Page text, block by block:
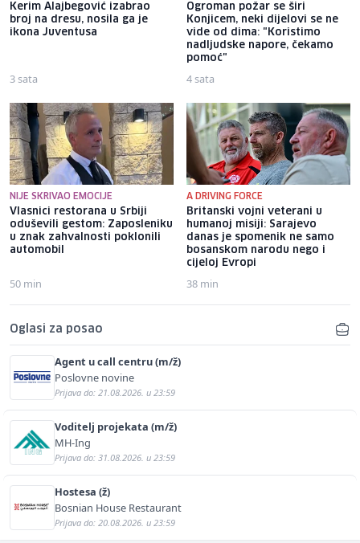
Kerim Alajbegović izabrao
broj na dresu, nosila ga je
ikona Juventusa
3 sata
Ogroman požar se širi
Konjicem, neki dijelovi se ne
vide od dima: "Koristimo
nadljudske napore, čekamo
pomoć"
4 sata
NIJE SKRIVAO EMOCIJE
Vlasnici restorana u Srbiji
oduševili gestom: Zaposleniku
u znak zahvalnosti poklonili
automobil
50 min
A DRIVING FORCE
Britanski vojni veterani u
humanoj misiji: Sarajevo
danas je spomenik ne samo
bosanskom narodu nego i
cijeloj Evropi
38 min
Oglasi za posao
Agent u call centru (m/ž)
Poslovne novine
Prijava do: 21.08.2026. u 23:59
Voditelj projekata (m/ž)
MH-Ing
Prijava do: 31.08.2026. u 23:59
Hostesa (ž)
Bosnian House Restaurant
Prijava do: 20.08.2026. u 23:59